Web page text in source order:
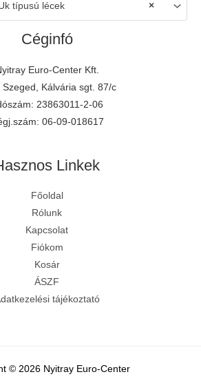
×
típusú lécek
Céginfó
Euro-Center Kft.
Szeged, Kálvária sgt. 87/c
23863011-2-06
06-09-018617
Linkek
Főoldal
Rólunk
Kapcsolat
Fiókom
Kosár
ÁSZF
tájékoztató
© 2026 Nyitray Euro-Center